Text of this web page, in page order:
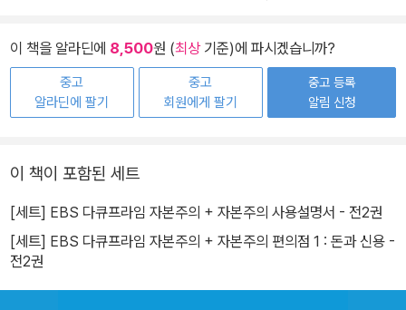
이 책을 알라딘에 8,500원 (최상기준)에 파시겠습니까?
중고
알라딘에 팔기
중고
회원에게 팔기
중고 등록
알림 신청
이 책이 포함된 세트
[세트] EBS 다큐프라임 자본주의 + 자본주의 사용설명서 - 전2권
[세트] EBS 다큐프라임 자본주의 + 자본주의 편의점 1 : 돈과 신용 -
전2권